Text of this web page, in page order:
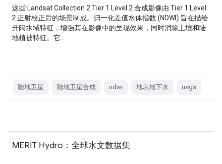
这些 Landsat Collection 2 Tier 1 Level 2 合成影像由 Tier 1 Level
2 正射校正后的场景制成。归一化差值水体指数 (NDWI) 旨在描绘
开阔水域特征，增强其在影像中的呈现效果，同时消除土壤和陆
地植被特征。它…
陆地卫星 陆地卫星合成 ndwi 地表地下水 usgs
MERIT Hydro：全球水文数据集